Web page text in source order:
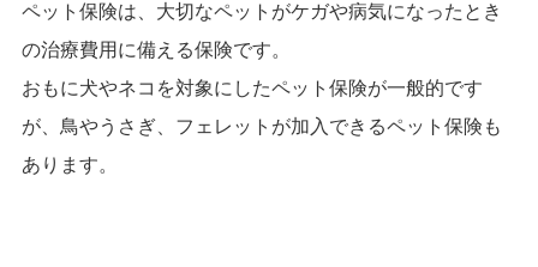
ペット保険は、大切なペットがケガや病気になったとき
の治療費用に備える保険です。
おもに犬やネコを対象にしたペット保険が一般的です
が、鳥やうさぎ、フェレットが加入できるペット保険も
あります。